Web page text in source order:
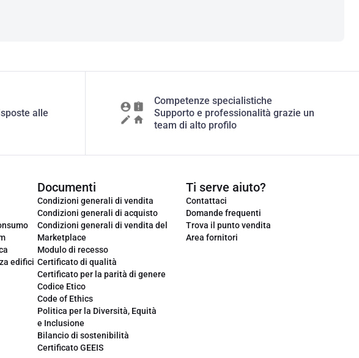
alle
Competenze specialistiche
Supporto e professionalità grazie un
team di alto profilo
edifici
Documenti
Condizioni generali di vendita
Condizioni generali di acquisto
Condizioni generali di vendita del
Marketplace
Modulo di recesso
Certificato di qualità
Certificato per la parità di genere
Codice Etico
Code of Ethics
Politica per la Diversità, Equità
e Inclusione
Bilancio di sostenibilità
Certificato GEEIS
Ti serve aiuto?
Contattaci
Domande frequenti
Trova il punto vendita
Area fornitori